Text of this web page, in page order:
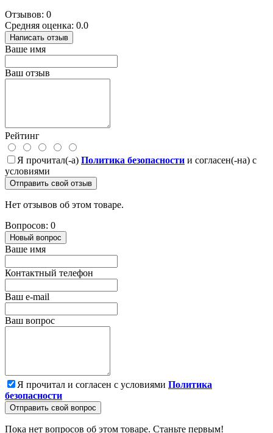
Отзывов: 0
Средняя оценка: 0.0
Написать отзыв
Ваше имя
Ваш отзыв
Рейтинг
Я прочитал(-а) Политика безопасности и согласен(-на) с
условиями
Отправить свой отзыв
Нет отзывов об этом товаре.
Вопросов: 0
Новый вопрос
Ваше имя
Контактный телефон
Ваш e-mail
Ваш вопрос
Я прочитал и согласен с условиями Политика
безопасности
Отправить свой вопрос
Пока нет вопросов об этом товаре. Станьте первым!